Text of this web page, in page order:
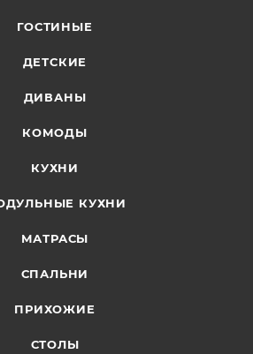
ГОСТИНЫЕ
ДЕТСКИЕ
ДИВАНЫ
КОМОДЫ
КУХНИ
КУХНИ
МАТРАСЫ
СПАЛЬНИ
ПРИХОЖИЕ
СТОЛЫ